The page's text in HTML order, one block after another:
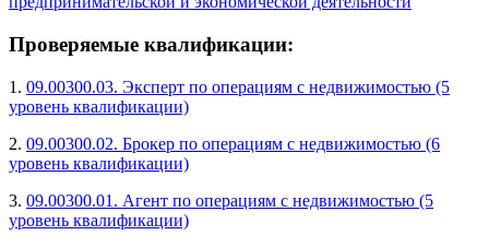
Проверяемые квалификации:
1. 09.00300.03. Эксперт по операциям с недвижимостью (5
уровень квалификации)
2. 09.00300.02. Брокер по операциям с недвижимостью (6
уровень квалификации)
3. 09.00300.01. Агент по операциям с недвижимостью (5
уровень квалификации)